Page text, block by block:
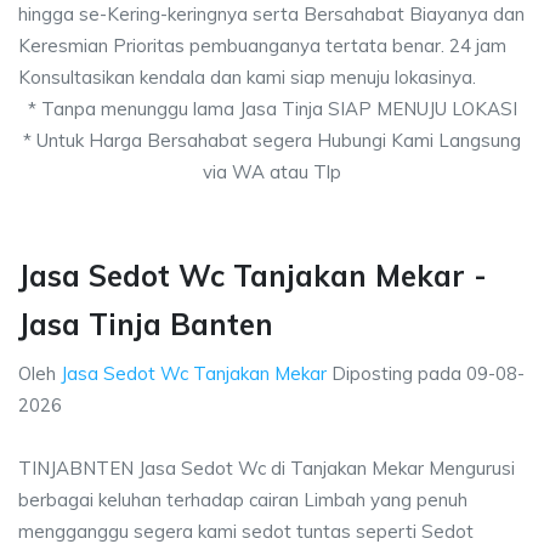
hingga se-Kering-keringnya serta Bersahabat Biayanya dan
Keresmian Prioritas pembuanganya tertata benar. 24 jam
Konsultasikan kendala dan kami siap menuju lokasinya.
* Tanpa menunggu lama Jasa Tinja SIAP MENUJU LOKASI
* Untuk Harga Bersahabat segera Hubungi Kami Langsung
via WA atau Tlp
Jasa Sedot Wc Tanjakan Mekar -
Jasa Tinja Banten
Oleh Jasa Sedot Wc Tanjakan Mekar Diposting pada 09-08-
2026
TINJABNTEN Jasa Sedot Wc di Tanjakan Mekar Mengurusi
berbagai keluhan terhadap cairan Limbah yang penuh
mengganggu segera kami sedot tuntas seperti Sedot